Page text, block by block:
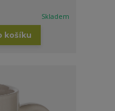
Skladem
košíku